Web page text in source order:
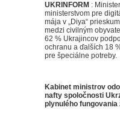
UKRINFORM :
ministerstvom pre
mája v „Diya“
medzi civilným
62 % Ukrajincov
ochranu a ďalších 18
pre špeciálne potreby.
Kabinet ministrov
nafty spoločnosti
plynulého fungovania